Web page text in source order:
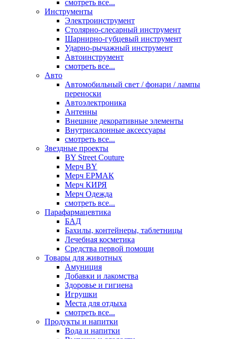
смотреть все...
Инструменты
Электроинструмент
Столярно-слесарный инструмент
Шарнирно-губцевый инструмент
Ударно-рычажный инструмент
Автоинструмент
смотреть все...
Авто
Автомобильный свет / фонари / лампы
переноски
Автоэлектроника
Антенны
Внешние декоративные элементы
Внутрисалонные аксессуары
смотреть все...
Звездные проекты
BY Street Couture
Мерч BY
Мерч ЕРМАК
Мерч КИРЯ
Мерч Одежда
смотреть все...
Парафармацевтика
БАД
Бахилы, контейнеры, таблетницы
Лечебная косметика
Средства первой помощи
Товары для животных
Амуниция
Добавки и лакомства
Здоровье и гигиена
Игрушки
Места для отдыха
смотреть все...
Продукты и напитки
Вода и напитки